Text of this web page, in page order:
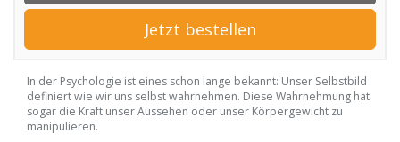
Jetzt bestellen
In der Psychologie ist eines schon lange bekannt: Unser Selbstbild
definiert wie wir uns selbst wahrnehmen. Diese Wahrnehmung hat
sogar die Kraft unser Aussehen oder unser Körpergewicht zu
manipulieren.